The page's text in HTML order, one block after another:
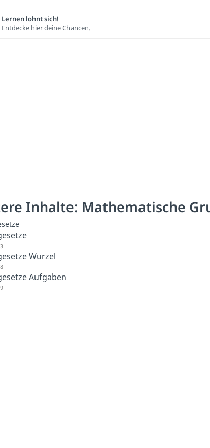
Lernen lohnt sich!
Entdecke hier deine Chancen.
Inhalte: Mathematische
Wurzel
Aufgaben